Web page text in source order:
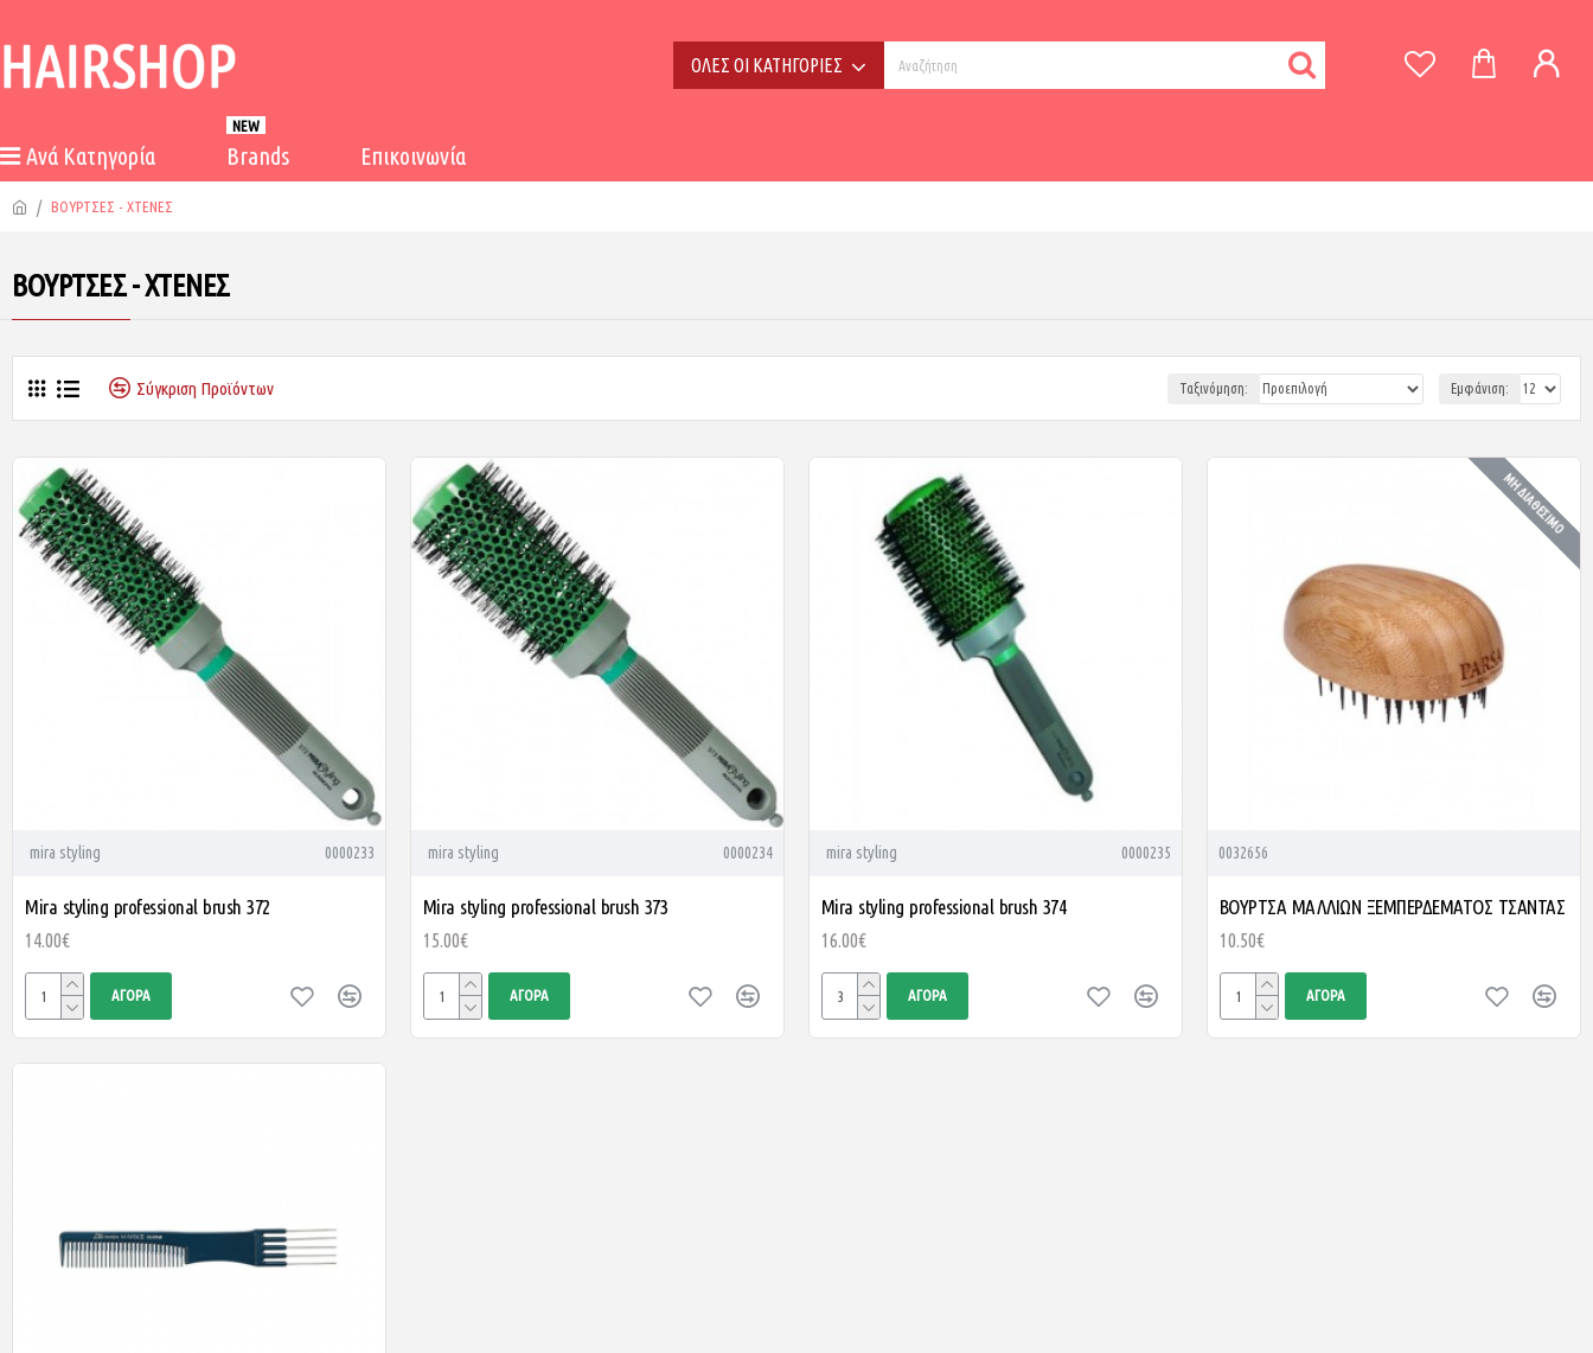
ΟΛΕΣ ΟΙ ΚΑΤΗΓΟΡΙΕΣ
Ανά Κατηγορία Brands
NEW
Επικοινωνία
ΒΟΥΡΤΣΕΣ - ΧΤΕΝΕΣ
ΒΟΥΡΤΣΕΣ - ΧΤΕΝΕΣ
Σύγκριση Προϊόντων Ταξινόμηση: Εμφάνιση:
mira styling 0000233
Mira styling professional brush 372
14.00€
ΑΓΟΡΆ
mira styling 0000234
Mira styling professional brush 373
15.00€
ΑΓΟΡΆ
mira styling 0000235
Mira styling professional brush 374
16.00€
ΑΓΟΡΆ
ΜΗ ΔΙΑΘΈΣΙΜΟ
0032656
ΒΟΥΡΤΣΑ ΜΑΛΛΙΩΝ ΞΕΜΠΕΡΔΕΜΑΤΟΣ ΤΣΑΝΤΑΣ
10.50€
ΑΓΟΡΆ